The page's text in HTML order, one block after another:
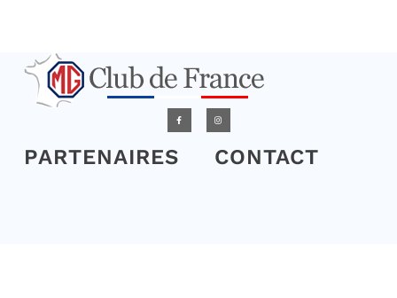
PARTENAIRES CONTACT